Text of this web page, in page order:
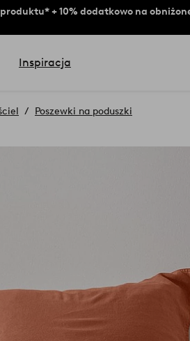
+ 10% dodatkowo na
Inspiracja
Poszewki na poduszki